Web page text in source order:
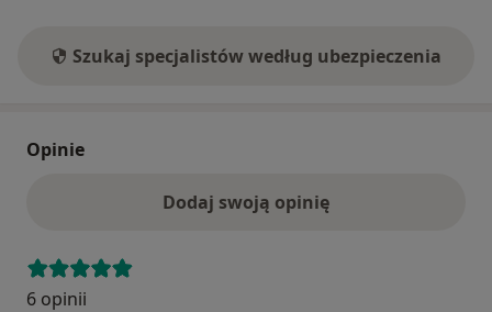
Szukaj specjalistów według ubezpieczenia
Opinie
Dodaj swoją opinię
6 opinii